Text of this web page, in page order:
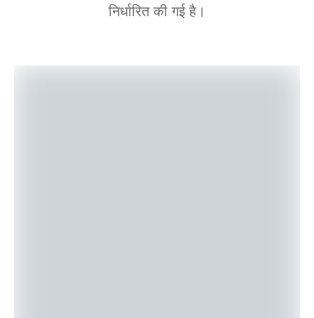
निर्धारित की गई है।